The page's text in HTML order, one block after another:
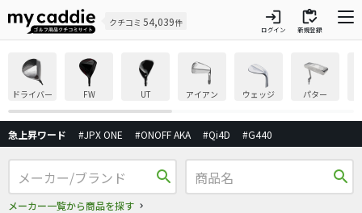
クチコミ 54,039件 login
ログイン
inventory
新規登録
ドライバー FW UT アイアン ウェッジ パター
急上昇ワード #JPX ONE #ONOFF AKA #Qi4D #G440
search
メーカー一覧から商品を探す
search